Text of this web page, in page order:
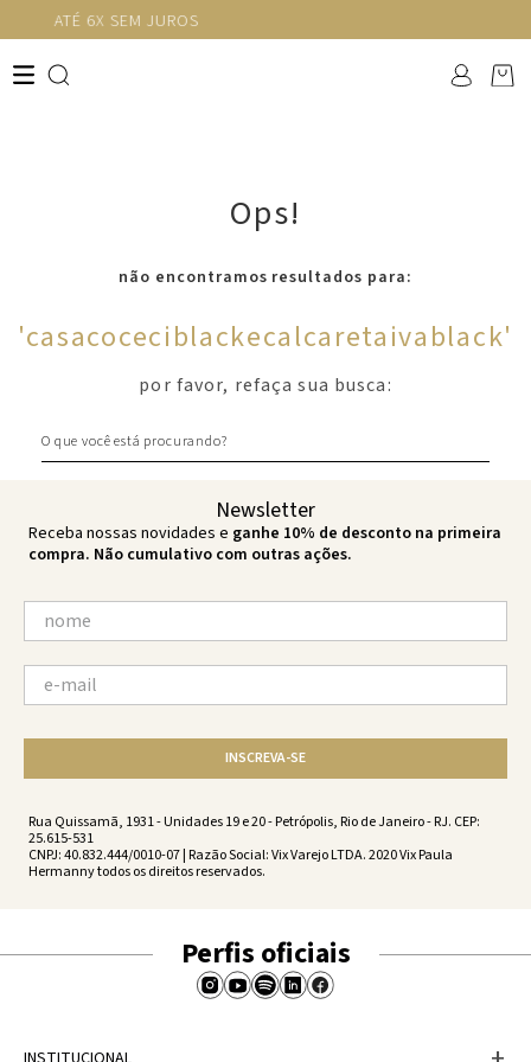
Ops!
não encontramos resultados para:
'casacoceciblackecalcaretaivablack'
por favor, refaça sua busca:
Newsletter
Receba nossas novidades e ganhe 10% de desconto na primeira
compra. Não cumulativo com outras ações.
INSCREVA-SE
Rua Quissamã, 1931 - Unidades 19 e 20 - Petrópolis, Rio de Janeiro - RJ. CEP:
25.615-531
CNPJ: 40.832.444/0010-07 | Razão Social: Vix Varejo LTDA. 2020 Vix Paula
Hermanny todos os direitos reservados.
Perfis oficiais